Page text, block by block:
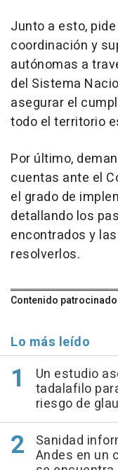
Junto a esto,
coordinación y
autónomas a
del Sistema
asegurar el
todo el territorio
Por último,
cuentas ante el
el grado de
detallando los
encontrados y
resolverlos.
Contenido patrocinado
Lo más leído
Un estudio
tadalafilo
riesgo de
Sanidad
Andes en un